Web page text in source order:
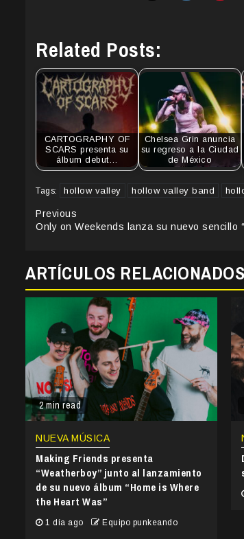
Related Posts:
CARTOGRAPHY OF
SCARS presenta su
álbum debut…
Chelsea Grin anuncia
su regreso a la Ciudad
de México
Tags: hollow valley hollow valley band
Continue
Reading
Previous
Only on Weekends lanza su nuevo sencillo
ARTÍCULOS RELACIONADOS
2 min read
NUEVA MÚSICA
Making Friends presenta
“Weatherboy” junto al lanzamiento
de su nuevo álbum “Home is Where
the Heart Was”
1 día ago Equipo punkeando